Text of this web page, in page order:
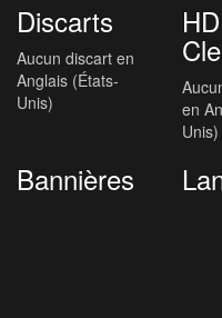
Discarts
Aucun discart en
Anglais (États-
Unis)
HD
en
Unis)
Bannières